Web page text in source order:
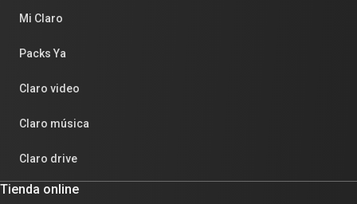
Mi Claro
Packs Ya
Claro video
Claro música
Claro drive
Tienda online